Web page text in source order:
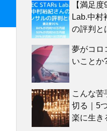
【満足
Lab.中村
の評判と
夢がコロ
いことか
こんな苦
切る｜5
楽に生き